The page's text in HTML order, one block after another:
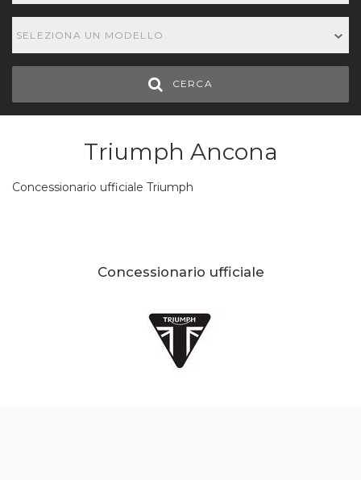
SELEZIONA UN MODELLO
CERCA
Triumph Ancona
Concessionario ufficiale Triumph
Concessionario ufficiale